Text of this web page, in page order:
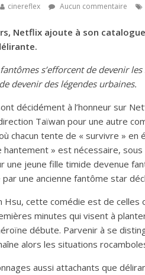
cinereflex Aucun commentaire
Netflix ajoute à son
s’efforcent de devenir
devenir des légendes urbaines.
décidément à l’honneur sur
Taïwan pour une autre
chacun tente de « survivre »
hantement » est nécessaire,
une jeune fille timide devenue
une ancienne fantôme star
Hsu, cette comédie est de celles
minutes qui visent à
débute. Parvenir à se
alors les situations
aussi attachants que